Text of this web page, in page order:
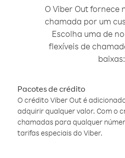
O Viber Out fornece
chamada por um
Escolha uma de
flexíveis de
baixas:
Pacotes de crédito
O crédito Viber Out é
adquirir qualquer valor. Com o
chamadas para qualquer
tarifas especiais do Viber.